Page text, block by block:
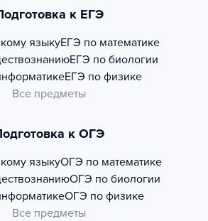
к ЕГЭ
языкуЕГЭ по математике
ЕГЭ по биологии
ЕГЭ по физике
Все предметы
к ОГЭ
языкуОГЭ по математике
ОГЭ по биологии
ОГЭ по физике
Все предметы